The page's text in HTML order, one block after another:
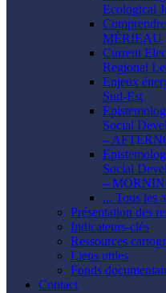
Ecological
MÉRIEAU
Current
Regional
Enjeux
Sud-Est
Social
–
Social
–
... Tous les
Présentation des
Indicateurs-clés
Ressources
Liens utiles
Fonds
Contact